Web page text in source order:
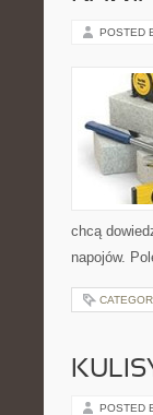
POSTED
chcą
napojów.
POSTED